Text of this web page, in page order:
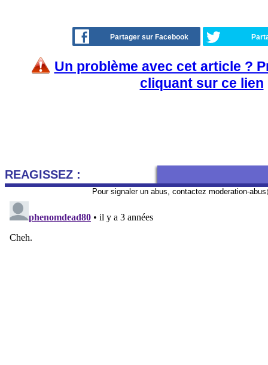
Partager sur Facebook
Un problème avec cet article ?
cliquant sur ce lien
REAGISSEZ :
Pour signaler un abus, contactez moderation-